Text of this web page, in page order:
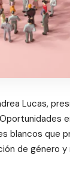
Lucas,
blancos que
de género